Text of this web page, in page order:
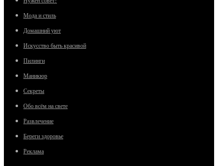
Мода и стиль
Домашний уют
Искусство быть красивой
Пилинги
Маникюр
Секреты
Обо всём на свете
Развлечение
Береги здоровье
Реклама